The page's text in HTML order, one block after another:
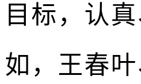
目标，认
如，王春